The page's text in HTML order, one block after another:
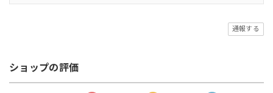
通報する
ショップの評価